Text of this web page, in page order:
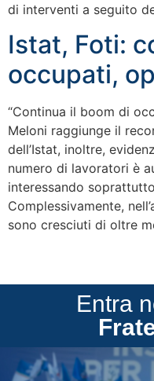
di interventi a seguito
Istat, Foti:
occupati,
“Continua il boom di
Meloni raggiunge il
dell’Istat, inoltre,
numero di lavoratori è
interessando
Complessivamente,
sono cresciuti di oltre
Entra